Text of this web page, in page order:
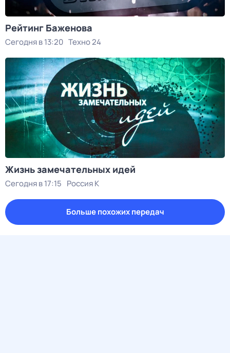
Рейтинг Баженова
Сегодня в 13:20 Техно 24
Жизнь замечательных идей
Сегодня в 17:15 Россия К
Больше похожих передач